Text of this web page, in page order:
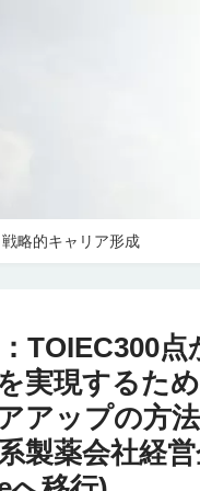
戦略的キャリア形成
TOIEC300
実現するた
アップの方
製薬会社経